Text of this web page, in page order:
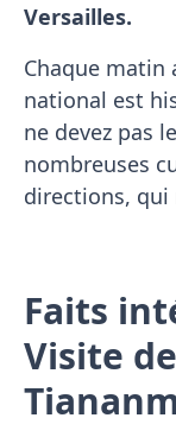
Versailles.
Chaque matin
national est
ne devez pas
nombreuses
directions, qui
Faits
Visite